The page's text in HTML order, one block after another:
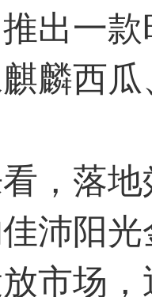
出一
麟西
，落
沛阳
市场